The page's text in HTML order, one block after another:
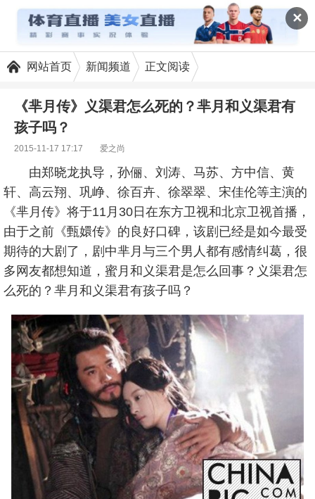
✕
网站首页 新闻频道 正文阅读
《芈月传》义渠君怎么死的？芈月和义渠君有
孩子吗？
2015-11-17 17:17 爱之尚
由郑晓龙执导，孙俪、刘涛、马苏、方中信、黄
轩、高云翔、巩峥、徐百卉、徐翠翠、宋佳伦等主演的
《芈月传》将于11月30日在东方卫视和北京卫视首播，
由于之前《甄嬛传》的良好口碑，该剧已经是如今最受
期待的大剧了，剧中芈月与三个男人都有感情纠葛，很
多网友都想知道，蜜月和义渠君是怎么回事？义渠君怎
么死的？芈月和义渠君有孩子吗？